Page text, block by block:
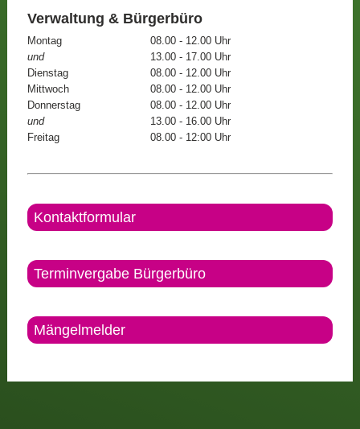
Verwaltung & Bürgerbüro
Montag
08.00 - 12.00 Uhr
und
13.00 - 17.00 Uhr
Dienstag
08.00 - 12.00 Uhr
Mittwoch
08.00 - 12.00 Uhr
Donnerstag
08.00 - 12.00 Uhr
und
13.00 - 16.00 Uhr
Freitag
08.00 - 12:00 Uhr
Kontaktformular
Terminvergabe Bürgerbüro
Mängelmelder